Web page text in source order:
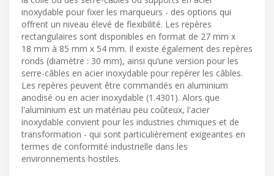
inoxydable pour fixer les marqueurs - des options qui
offrent un niveau élevé de flexibilité. Les repères
rectangulaires sont disponibles en format de 27 mm x
18 mm à 85 mm x 54 mm. Il existe également des repères
ronds (diamètre : 30 mm), ainsi qu’une version pour les
serre-câbles en acier inoxydable pour repérer les câbles.
Les repères peuvent être commandés en aluminium
anodisé ou en acier inoxydable (1.4301). Alors que
l'aluminium est un matériau peu coûteux, l'acier
inoxydable convient pour les industries chimiques et de
transformation - qui sont particulièrement exigeantes en
termes de conformité industrielle dans les
environnements hostiles.